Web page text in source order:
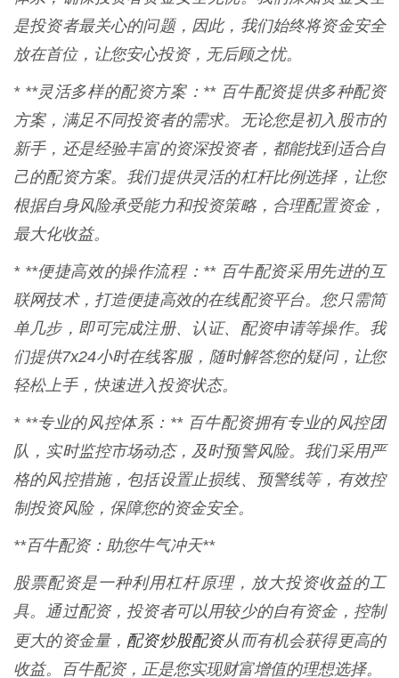
是投资者最关心的问题，因此，我们始终将资金安全
放在首位，让您安心投资，无后顾之忧。
* **灵活多样的配资方案：** 百牛配资提供多种配资
方案，满足不同投资者的需求。无论您是初入股市的
新手，还是经验丰富的资深投资者，都能找到适合自
己的配资方案。我们提供灵活的杠杆比例选择，让您
根据自身风险承受能力和投资策略，合理配置资金，
最大化收益。
* **便捷高效的操作流程：** 百牛配资采用先进的互
联网技术，打造便捷高效的在线配资平台。您只需简
单几步，即可完成注册、认证、配资申请等操作。我
们提供7x24小时在线客服，随时解答您的疑问，让您
轻松上手，快速进入投资状态。
* **专业的风控体系：** 百牛配资拥有专业的风控团
队，实时监控市场动态，及时预警风险。我们采用严
格的风控措施，包括设置止损线、预警线等，有效控
制投资风险，保障您的资金安全。
**百牛配资：助您牛气冲天**
股票配资是一种利用杠杆原理，放大投资收益的工
具。通过配资，投资者可以用较少的自有资金，控制
更大的资金量， 配资炒股配资从而有机会获得更高的
收益。百牛配资，正是您实现财富增值的理想选择。